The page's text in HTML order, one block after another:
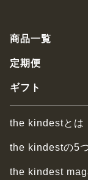
商品一覧
定期便
ギフト
the kindestとは
the kindestの5
the kindest